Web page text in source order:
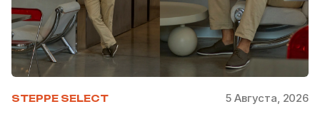
STEPPE SELECT 5 Августа, 2026